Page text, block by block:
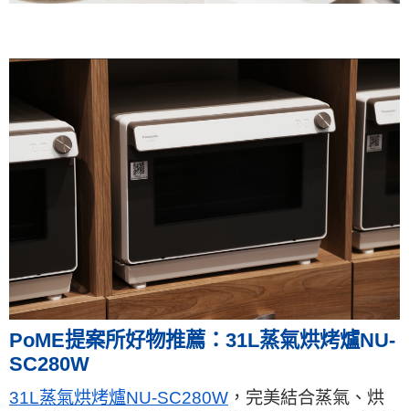
PoME提案所好物推薦：31L蒸氣烘烤爐NU-
SC280W
31L蒸氣烘烤爐NU-SC280W ，完美結合蒸氣、烘